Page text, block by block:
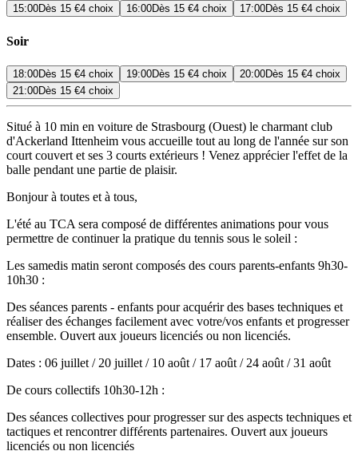
15:00Dès 15 €4 choix 16:00Dès 15 €4 choix 17:00Dès 15 €4 choix
Soir
18:00Dès 15 €4 choix 19:00Dès 15 €4 choix 20:00Dès 15 €4 choix
21:00Dès 15 €4 choix
Situé à 10 min en voiture de Strasbourg (Ouest) le charmant club
d'Ackerland Ittenheim vous accueille tout au long de l'année sur son
court couvert et ses 3 courts extérieurs ! Venez apprécier l'effet de la
balle pendant une partie de plaisir.
Bonjour à toutes et à tous,
L'été au TCA sera composé de différentes animations pour vous
permettre de continuer la pratique du tennis sous le soleil :
Les samedis matin seront composés des cours parents-enfants 9h30-
10h30 :
Des séances parents - enfants pour acquérir des bases techniques et
réaliser des échanges facilement avec votre/vos enfants et progresser
ensemble. Ouvert aux joueurs licenciés ou non licenciés.
Dates : 06 juillet / 20 juillet / 10 août / 17 août / 24 août / 31 août
De cours collectifs 10h30-12h :
Des séances collectives pour progresser sur des aspects techniques et
tactiques et rencontrer différents partenaires. Ouvert aux joueurs
licenciés ou non licenciés